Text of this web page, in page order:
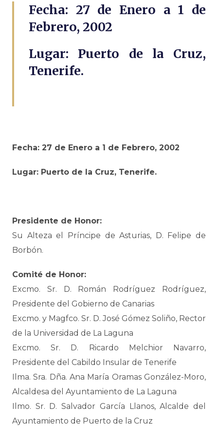
Fecha: 27 de Enero a 1 de
Febrero, 2002
Lugar: Puerto de la Cruz,
Tenerife.
Fecha: 27 de Enero a 1 de Febrero, 2002
Lugar: Puerto de la Cruz, Tenerife.
Presidente de Honor:
Su Alteza el Príncipe de Asturias, D. Felipe de
Borbón.
Comité de Honor:
Excmo. Sr. D. Román Rodríguez Rodríguez,
Presidente del Gobierno de Canarias
Excmo. y Magfco. Sr. D. José Gómez Soliño, Rector
de la Universidad de La Laguna
Excmo. Sr. D. Ricardo Melchior Navarro,
Presidente del Cabildo Insular de Tenerife
Ilma. Sra. Dña. Ana María Oramas González-Moro,
Alcaldesa del Ayuntamiento de La Laguna
Ilmo. Sr. D. Salvador García Llanos, Alcalde del
Ayuntamiento de Puerto de la Cruz